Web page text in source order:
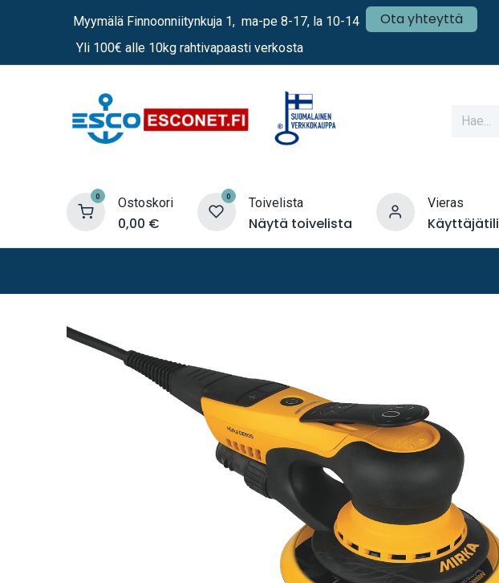
Myymälä Finnoonniitynkuja 1, ma-pe 8-17, la 10-14 Ota yhteyttä
Yli 100€ alle 10kg rahtivapaasti verkosta
0 Ostoskori
0,00 €
0 Toivelista
Näytä toivelista
Vieras
Käyttäjätili